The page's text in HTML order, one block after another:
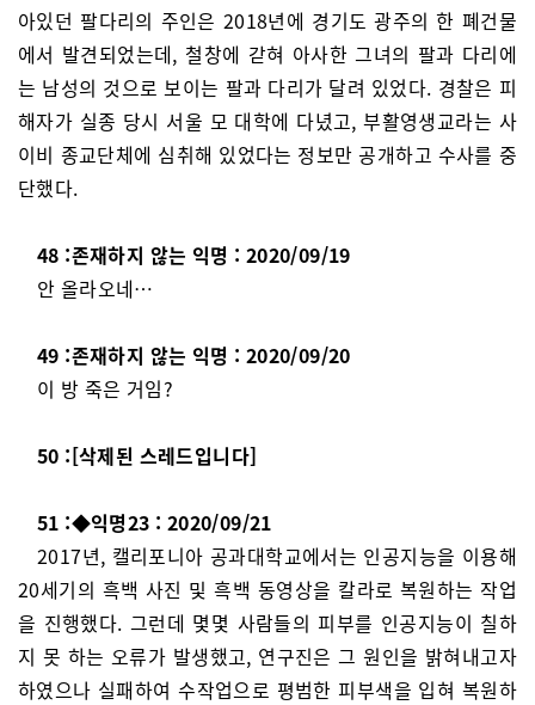
아있던 팔다리의 주인은 2018년에 경기도 광주의 한 폐건물
에서 발견되었는데, 철창에 갇혀 아사한 그녀의 팔과 다리에
는 남성의 것으로 보이는 팔과 다리가 달려 있었다. 경찰은 피
해자가 실종 당시 서울 모 대학에 다녔고, 부활영생교라는 사
이비 종교단체에 심취해 있었다는 정보만 공개하고 수사를 중
단했다.
48 :존재하지 않는 익명 : 2020/09/19
안 올라오네…
49 :존재하지 않는 익명 : 2020/09/20
이 방 죽은 거임?
50 :[삭제된 스레드입니다]
51 :◆익명23 : 2020/09/21
2017년, 캘리포니아 공과대학교에서는 인공지능을 이용해
20세기의 흑백 사진 및 흑백 동영상을 칼라로 복원하는 작업
을 진행했다. 그런데 몇몇 사람들의 피부를 인공지능이 칠하
지 못 하는 오류가 발생했고, 연구진은 그 원인을 밝혀내고자
하였으나 실패하여 수작업으로 평범한 피부색을 입혀 복원하